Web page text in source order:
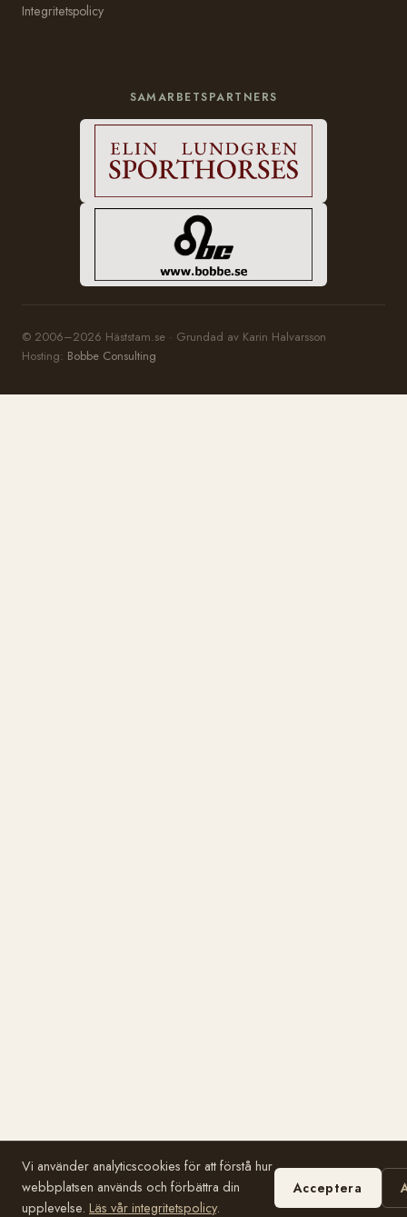
Integritetspolicy
SAMARBETSPARTNERS
© 2006–2026 Häststam.se · Grundad av Karin Halvarsson
Hosting: Bobbe Consulting
Vi använder analyticscookies för att förstå hur
webbplatsen används och förbättra din
upplevelse. Läs vår integritetspolicy.
Acceptera